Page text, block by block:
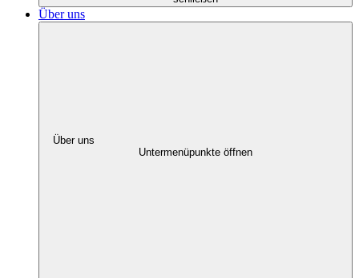
Über uns
Über uns
Untermenüpunkte öffnen